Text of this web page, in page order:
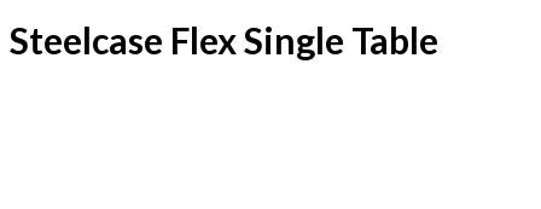
Steelcase Flex Single Table